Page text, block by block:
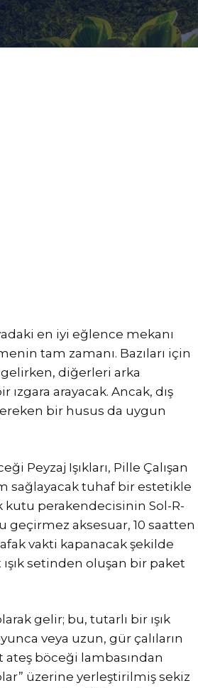
en iyi eğlence mekanı
tam zamanı. Bazıları için
diğerleri arka
arayacak. Ancak, dış
bir husus da uygun
Peyzaj Işıkları, Pille Çalışan
sağlayacak tuhaf bir estetikle
kutu perakendecisinin Sol-R-
geçirmez aksesuar, 10 saatten
vakti kapanacak şekilde
setinden oluşan bir paket
gelir; bu, tutarlı bir ışık
veya uzun, gür çalıların
ateş böceği lambasından
üzerine yerleştirilmiş sekiz